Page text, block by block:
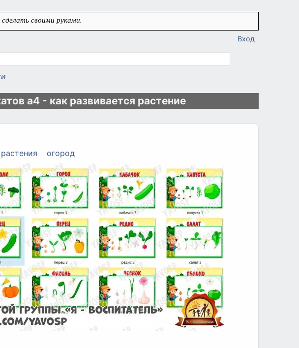
своими руками.
Вход
а4 - как развивается растение
растения огород